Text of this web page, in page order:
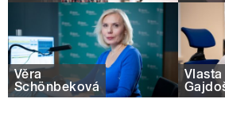
Věra
Schönbeková
Vlasta